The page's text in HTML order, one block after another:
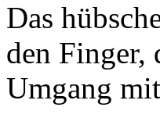
Das
den Finger,
Umgang